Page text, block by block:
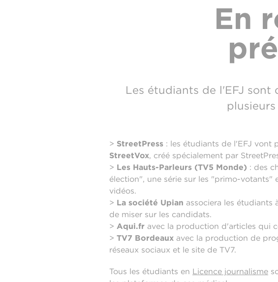
En
Les étudiants de l'EFJ sont
> StreetPress : les étudiants de l'EFJ vont
StreetVox, créé spécialement par
> Les Hauts-Parleurs (TV5 Monde) : des
élection", une série sur les "primo-
vidéos.
> La société Upian associera les
de miser sur les candidats.
> Aqui.fr avec la production d'articles qui
> TV7 Bordeaux avec la production de
réseaux sociaux et le site de TV7.
Tous les étudiants en Licence journalisme